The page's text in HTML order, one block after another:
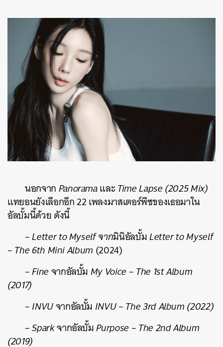
นอกจากPanoramaและTime Lapse (2025 Mix)
แทยอนยังเลือกอีก 22 เพลงมาสเตอร์พีซของเธอมาใน
อัลบั้มนี้ด้วย ดังนี้
– Letter to Myself จากมินิอัลบั้มLetter to Myself
– The 6th Mini Album (2024)
– Fineจากอัลบั้มMy Voice – The 1st Album
(2017)
– INVUจากอัลบั้ม INVU – The 3rd Album (2022)
– Sparkจากอัลบั้มPurpose – The 2nd Album
(2019)